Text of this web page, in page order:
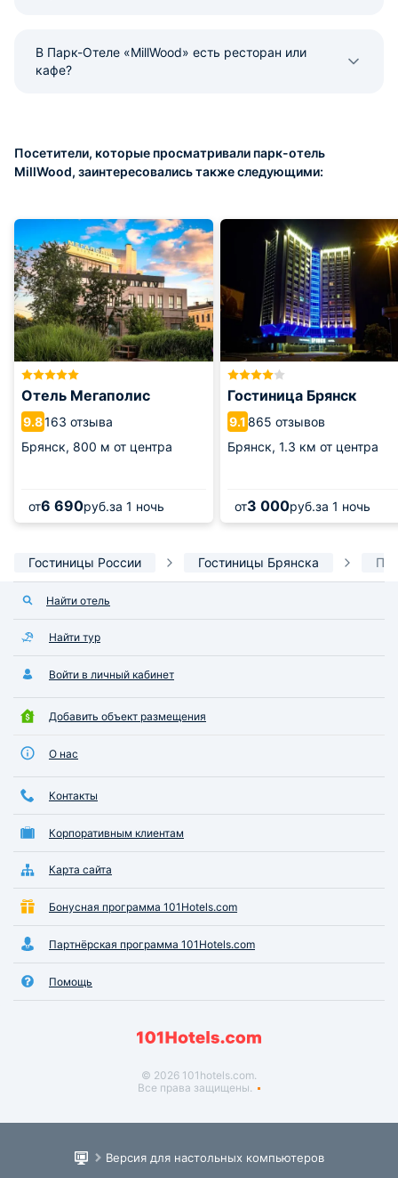
В Парк-Отеле «MillWood» есть ресторан или
кафе?
Посетители, которые просматривали парк-отель
MillWood, заинтересовались также следующими:
Отель Мегаполис
9.8163 отзыва
Брянск, 800 м от центра
от6 690руб.за 1 ночь
Гостиница Брянск
9.1865 отзывов
Брянск, 1.3 км от центра
от3 000руб.за 1 ночь
Гостиницы России Гостиницы Брянска
Найти отель
Найти тур
Войти в личный кабинет
Добавить объект размещения
О нас
Контакты
Корпоративным клиентам
Карта сайта
Бонусная программа 101Hotels.com
Партнёрская программа 101Hotels.com
Помощь
© 2026 101hotels.com.
Все права защищены.
Версия для настольных компьютеров